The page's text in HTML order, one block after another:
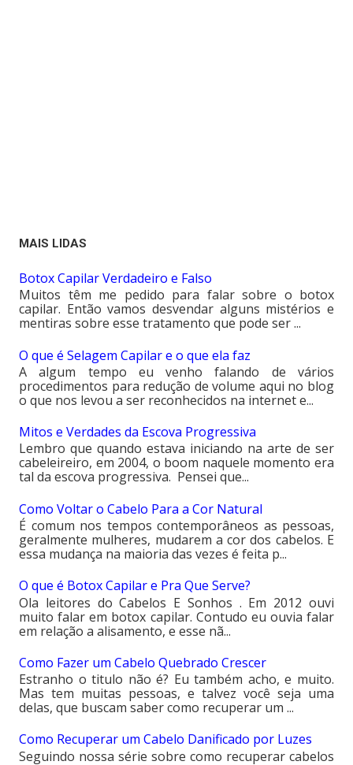
MAIS LIDAS
Botox Capilar Verdadeiro e Falso
Muitos têm me pedido para falar sobre o botox
capilar. Então vamos desvendar alguns mistérios e
mentiras sobre esse tratamento que pode ser ...
O que é Selagem Capilar e o que ela faz
A algum tempo eu venho falando de vários
procedimentos para redução de volume aqui no blog
o que nos levou a ser reconhecidos na internet e...
Mitos e Verdades da Escova Progressiva
Lembro que quando estava iniciando na arte de ser
cabeleireiro, em 2004, o boom naquele momento era
tal da escova progressiva. Pensei que...
Como Voltar o Cabelo Para a Cor Natural
É comum nos tempos contemporâneos as pessoas,
geralmente mulheres, mudarem a cor dos cabelos. E
essa mudança na maioria das vezes é feita p...
O que é Botox Capilar e Pra Que Serve?
Ola leitores do Cabelos E Sonhos . Em 2012 ouvi
muito falar em botox capilar. Contudo eu ouvia falar
em relação a alisamento, e esse nã...
Como Fazer um Cabelo Quebrado Crescer
Estranho o titulo não é? Eu também acho, e muito.
Mas tem muitas pessoas, e talvez você seja uma
delas, que buscam saber como recuperar um ...
Como Recuperar um Cabelo Danificado por Luzes
Seguindo nossa série sobre como recuperar cabelos